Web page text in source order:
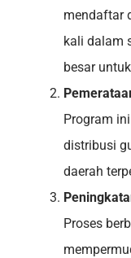
mendaftar
kali dalam
besar
Program
distribusi
daerah
Proses